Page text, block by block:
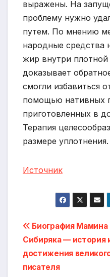
выражены. На
проблему нужно
путем. По мнению
народные средства
жир внутри плотной
доказывает
смогли избавиться
помощью нативных
приготовленных в
Терапия
размере уплотнения.
Источник
Навигация
по
записям
Биография Мамина
Сибиряка — история
достижения
писателя